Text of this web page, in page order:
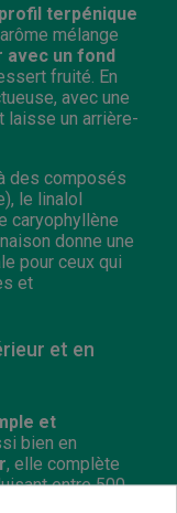
terpénique
arôme mélange
avec un fond
fruité. En
avec une
laisse un arrière-
des composés
le linalol
caryophyllène
donne une
pour ceux qui
et
et en
et
bien en
, elle complète
entre 500